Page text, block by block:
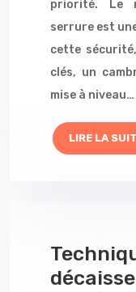
priorité. Le
serrure est
cette
clés, un
mise à niveau…
LIRE LA